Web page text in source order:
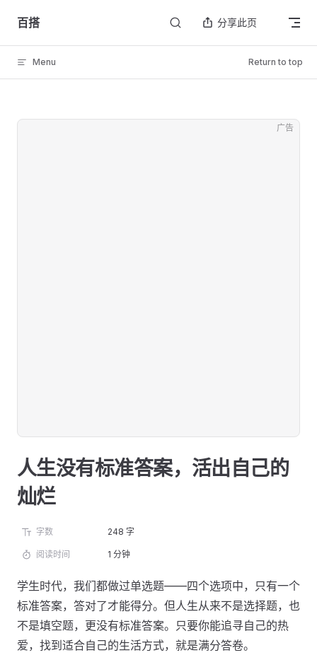
Skip to content
百搭 分享此页
Menu Return to top
广告
人生没有标准答案，活出自己的
灿烂
字数 248 字
阅读时间 1 分钟
学生时代，我们都做过单选题——四个选项中，只有一个
标准答案，答对了才能得分。但人生从来不是选择题，也
不是填空题，更没有标准答案。只要你能追寻自己的热
爱，找到适合自己的生活方式，就是满分答卷。